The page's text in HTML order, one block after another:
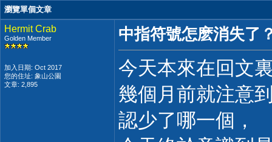
瀏覽單個文章
Hermit Crab
Golden Member
加入日期: Oct 2017
您的住址: 象山公園
文章: 2,895
中指符號怎麽消失了
今天本來在回文
幾個月前就注意
認少了哪一個，